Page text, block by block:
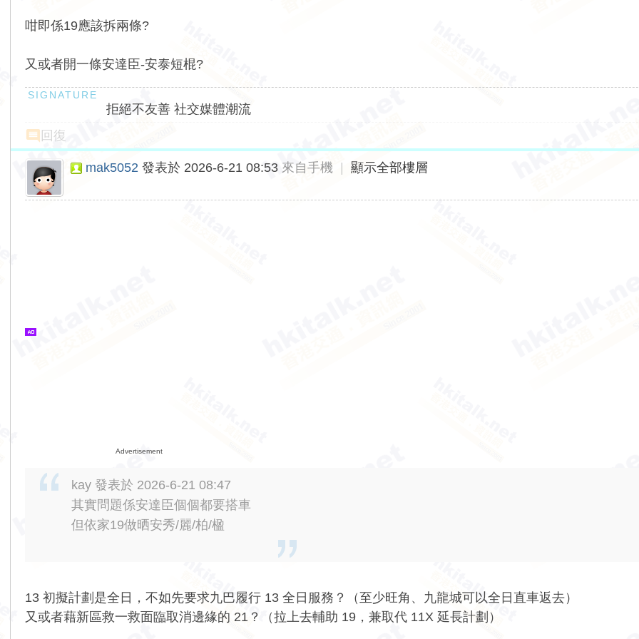
咁即係19應該拆兩條?
又或者開一條安達臣-安泰短棍?
拒絕不友善 社交媒體潮流
回復
mak5052 發表於 2026-6-21 08:53 來自手機 顯示全部樓層
Advertisement
kay 發表於 2026-6-21 08:47
其實問題係安達臣個個都要搭車
但依家19做晒安秀/麗/柏/楹
13 初擬計劃是全日，不如先要求九巴履行 13 全日服務？（至少旺角、九龍城可以全日直車返去）
又或者藉新區救一救面臨取消邊緣的 21？（拉上去輔助 19，兼取代 11X 延長計劃）